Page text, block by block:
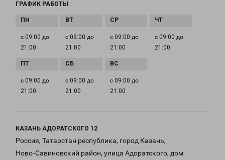
ГРАФИК РАБОТЫ
с 09:00 до
21:00
с 09:00 до
21:00
с 09:00 до
21:00
с 09:00 до
21:00
с 09:00 до
21:00
с 09:00 до
21:00
с 09:00 до
21:00
КАЗАНЬ АДОРАТСКОГО 12
Россия, Татарстан республика, город Казань,
Ново-Савиновский район, улица Адоратского, дом